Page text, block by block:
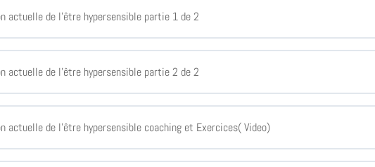
actuelle de l’être hypersensible partie 1 de 2
actuelle de l’être hypersensible partie 2 de 2
actuelle de l’être hypersensible coaching et Exercices( Video)